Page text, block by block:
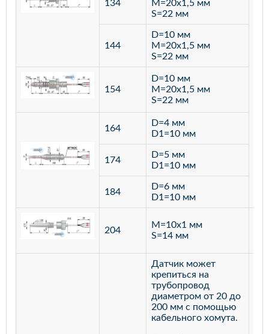
134
M=20х1,5 мм
S=22 мм
144
D=10 мм
M=20х1,5 мм
S=22 мм
154
D=10 мм
M=20х1,5 мм
S=22 мм
164
D=4 мм
D1=10 мм
174
D=5 мм
D1=10 мм
184
D=6 мм
D1=10 мм
204
M=10х1 мм
S=14 мм
Датчик может
крепиться на
трубопровод
диаметром от 20 до
200 мм с помощью
кабельного хомута.